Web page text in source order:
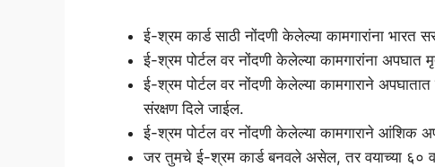
ई-श्रम कार्ड साठी नोंदणी केलेल्या कामगारांना भारत
ई-श्रम पोर्टल वर नोंदणी केलेल्या कामगारांना अपघात
ई-श्रम पोर्टल वर नोंदणी केलेल्या कामगाराने
संरक्षण दिले जाईल.
ई-श्रम पोर्टल वर नोंदणी केलेल्या कामगाराने आंशिक
जर तुमचे ई-श्रम कार्ड बनवले असेल, तर वयाच्या ६०